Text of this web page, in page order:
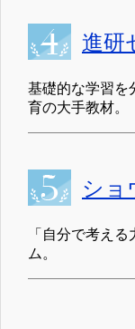
進研
基礎的な学習を
育の大手教材。
ショ
「自分で考え
ム。